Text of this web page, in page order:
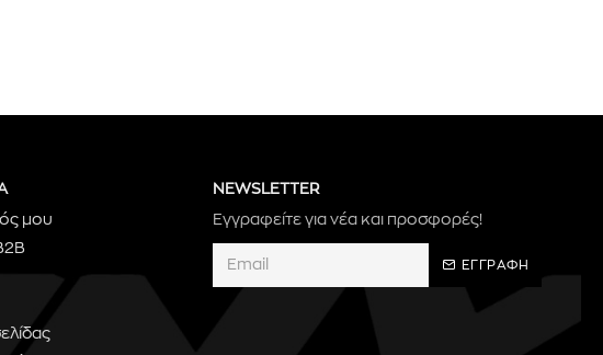
μου
NEWSLETTER
Εγγραφείτε για νέα και προσφορές!
ΕΓΓΡΑΦΗ